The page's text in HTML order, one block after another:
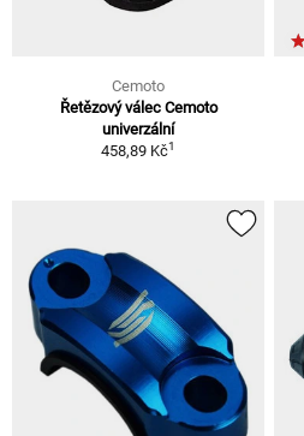
Cemoto
Řetězový válec Cemoto
univerzální
458,89 Kč1